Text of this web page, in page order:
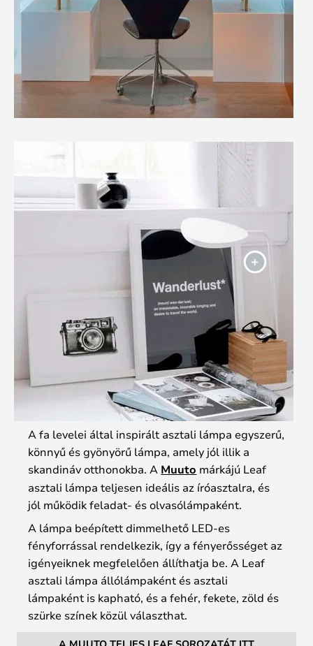
A fa levelei által inspirált asztali lámpa egyszerű,
könnyű és gyönyörű lámpa, amely jól illik a
skandináv otthonokba. A Muuto márkájú Leaf
asztali lámpa teljesen ideális az íróasztalra, és
jól működik feladat- és olvasólámpaként.
A lámpa beépített dimmelhető LED-es
fényforrással rendelkezik, így a fényerősséget az
igényeiknek megfelelően állíthatja be. A Leaf
asztali lámpa állólámpaként és asztali
lámpaként is kapható, és a fehér, fekete, zöld és
szürke színek közül választhat.